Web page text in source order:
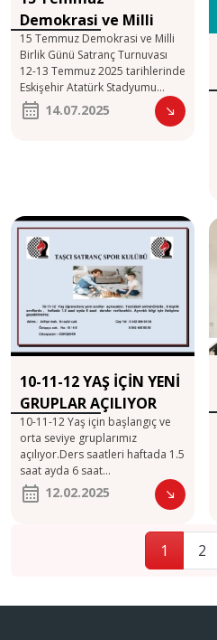
Demokrasi ve Milli
Birlik Günü Satranç
Turnuvası
15 Temmuz Demokrasi ve Milli
Birlik Günü Satranç Turnuvası
12-13 Temmuz 2025 tarihlerinde
Eskişehir Atatürk Stadyumu
Satranç Salonunda yapıldı. 8
Yaş Altı Kategorisinde: 2. Ömer
14.07.2025
10-11-12 YAŞ İÇİN YENİ
GRUPLAR AÇILIYOR
10-11-12 Yaş için başlangıç ve
orta seviye gruplarımız
açılıyor.Ders saatleri haftada 1.5
saat ayda 6 saat
olacaktır.Sınıflarımız 6
kişiliktir.Ayrıntılı bilgi için
12.02.2025
1 2